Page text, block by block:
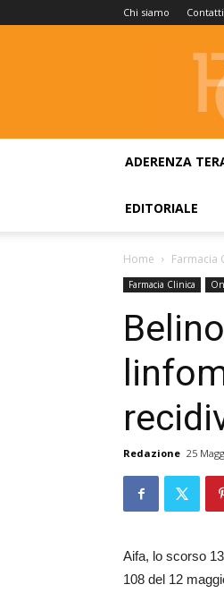
Chi siamo Contatti
Farmacia
ADERENZA
EDITORIALE
Home Farmacia
Farmacia Clinica
Redazione 25
Aifa, lo scorso
108 del 12